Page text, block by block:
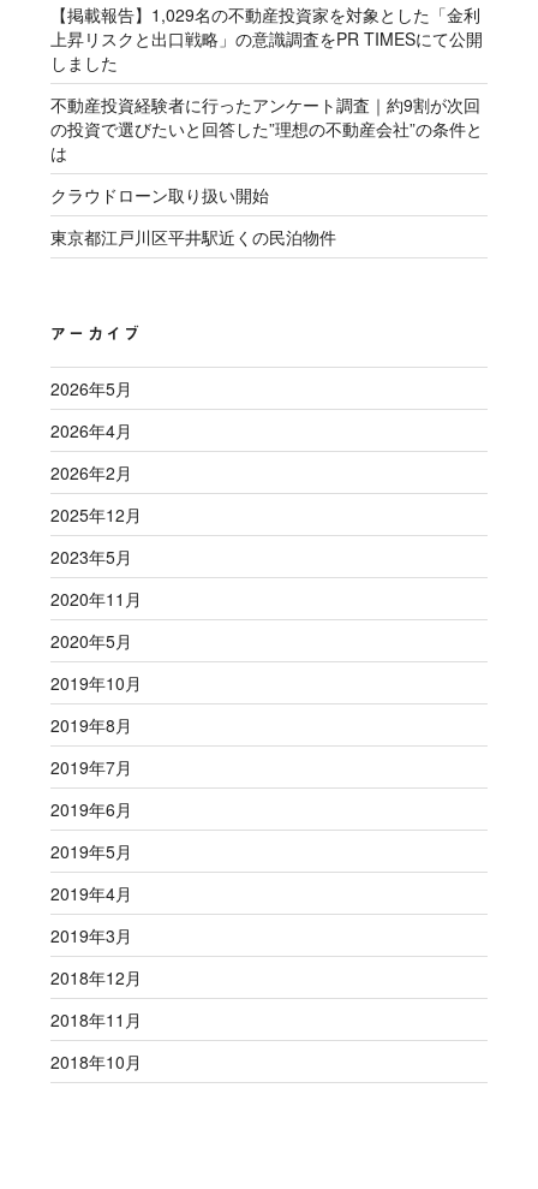
【掲載報告】1,029名の不動産投資家を対象とした「金利
上昇リスクと出口戦略」の意識調査をPR TIMESにて公開
しました
不動産投資経験者に行ったアンケート調査｜約9割が次回
の投資で選びたいと回答した”理想の不動産会社”の条件と
は
クラウドローン取り扱い開始
東京都江戸川区平井駅近くの民泊物件
アーカイブ
2026年5月
2026年4月
2026年2月
2025年12月
2023年5月
2020年11月
2020年5月
2019年10月
2019年8月
2019年7月
2019年6月
2019年5月
2019年4月
2019年3月
2018年12月
2018年11月
2018年10月